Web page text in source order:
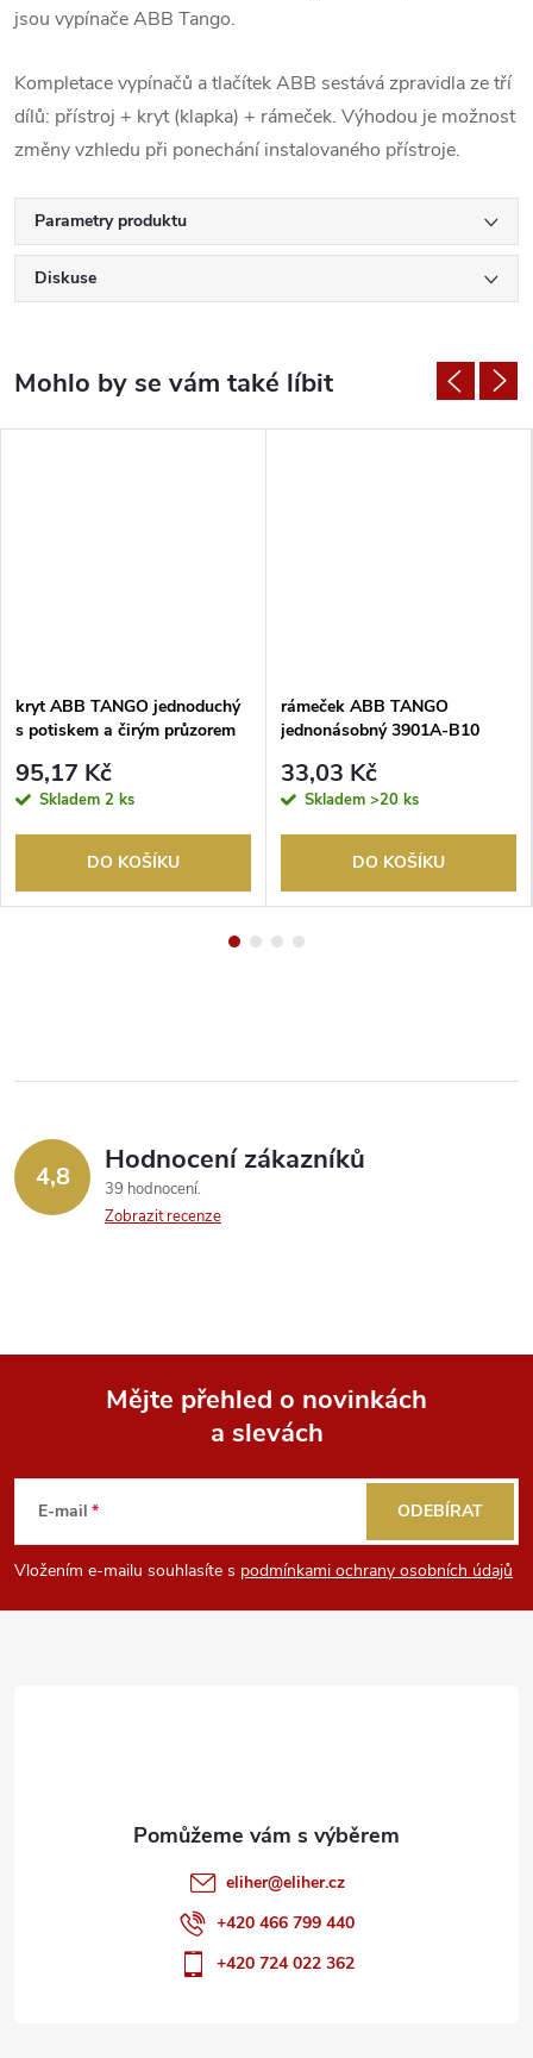
jsou vypínače ABB Tango.
Kompletace vypínačů a tlačítek ABB sestává zpravidla ze tří
dílů: přístroj + kryt (klapka) + rámeček. Výhodou je možnost
změny vzhledu při ponechání instalovaného přístroje.
Parametry produktu
Diskuse
kryt ABB TANGO jednoduchý
s potiskem a čirým průzorem
95,17 Kč
Skladem 2 ks
DO KOŠÍKU
rámeček ABB TANGO
jednonásobný 3901A-B10
33,03 Kč
Skladem >20 ks
DO KOŠÍKU
4,8 Hodnocení zákazníků
39 hodnocení
Zobrazit recenze
p
Mějte přehled o novinkách
a slevách
E-mail
Vložením e-mailu souhlasíte s podmínkami ochrany osobních údajů
ODEBÍRAT
eliher@eliher.cz
+420 466 799 440
+420 724 022 362